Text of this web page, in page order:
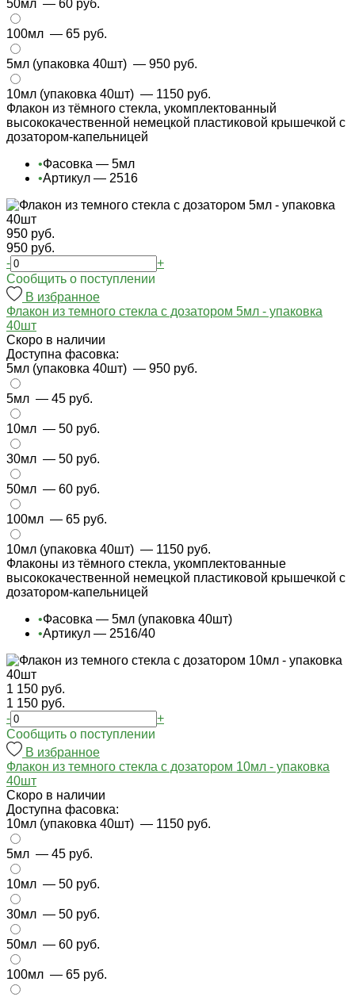
50мл — 60 руб.
100мл — 65 руб.
5мл (упаковка 40шт) — 950 руб.
10мл (упаковка 40шт) — 1150 руб.
Флакон из тёмного стекла, укомплектованный
высококачественной немецкой пластиковой крышечкой с
дозатором-капельницей
•Фасовка — 5мл
•Артикул — 2516
950 руб.
950 руб.
-
+
Cообщить о поступлении
В избранное
Флакон из темного стекла с дозатором 5мл - упаковка
40шт
Cкоро в наличии
Доступна фасовка:
5мл (упаковка 40шт) — 950 руб.
5мл — 45 руб.
10мл — 50 руб.
30мл — 50 руб.
50мл — 60 руб.
100мл — 65 руб.
10мл (упаковка 40шт) — 1150 руб.
Флаконы из тёмного стекла, укомплектованные
высококачественной немецкой пластиковой крышечкой с
дозатором-капельницей
•Фасовка — 5мл (упаковка 40шт)
•Артикул — 2516/40
1 150 руб.
1 150 руб.
-
+
Cообщить о поступлении
В избранное
Флакон из темного стекла с дозатором 10мл - упаковка
40шт
Cкоро в наличии
Доступна фасовка:
10мл (упаковка 40шт) — 1150 руб.
5мл — 45 руб.
10мл — 50 руб.
30мл — 50 руб.
50мл — 60 руб.
100мл — 65 руб.